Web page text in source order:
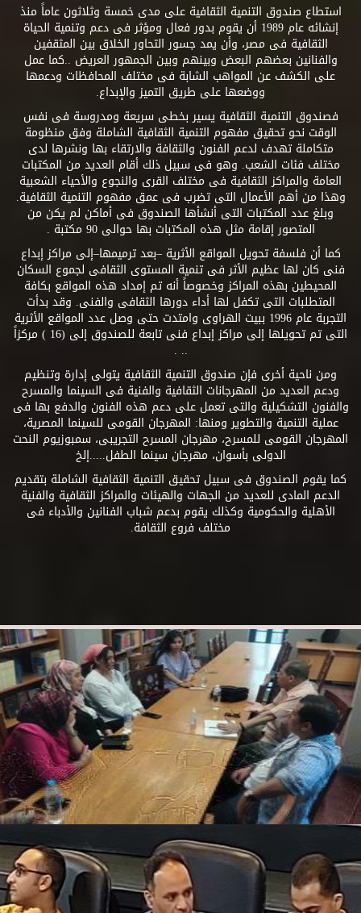
استطاع صندوق التنمية الثقافية على مدى خمسة وثلاثون عاماً منذ
إنشائه عام 1989 أن يقوم بدور فعال ومؤثر فى دعم وتنمية الحياة
الثقافية فى مصر، وأن يمد جسور التحاور الخلاق بين المثقفين
والفنانين بعضهم البعض وبينهم وبين الجمهور العريض ..كما عمل
على الكشف عن المواهب الشابة فى مختلف المحافظات ودعمها
ووضعها على طريق التميز والإبداع.
فصندوق التنمية الثقافية يسير بخطى سريعة ومدروسة فى نفس
الوقت نحو تحقيق مفهوم التنمية الثقافية الشاملة وفق منظومة
متكاملة تهدف لدعم الفنون والثقافة والارتقاء بها ونشرها لدى
مختلف فئات الشعب. وهو فى سبيل ذلك أقام العديد من المكتبات
العامة والمراكز الثقافية فى مختلف القرى والنجوع والأحياء الشعبية
وهذا من أهم الأعمال التى تضرب فى عمق مفهوم التنمية الثقافية.
وبلغ عدد المكتبات التى أنشأها الصندوق فى أماكن لم يكن من
المتصور إقامة مثل هذه المكتبات بها حوالى 90 مكتبة .
كما أن فلسفة تحويل المواقع الأثرية –بعد ترميمها–إلى مراكز إبداع
فنى كان لها عظيم الأثر فى تنمية المستوى الثقافى لجموع السكان
المحيطين بهذه المراكز وخصوصاً أنه تم إمداد هذه المواقع بكافة
المتطلبات التى تكفل لها أداء دورها الثقافى والفنى. وقد بدأت
التجربة عام 1996 ببيت الهراوى وامتدت حتى وصل عدد المواقع الأثرية
التى تم تحويلها إلى مراكز إبداع فنى تابعة للصندوق إلى (16 ) مركزاً
.. .
ومن ناحية أخرى فإن صندوق التنمية الثقافية يتولى إدارة وتنظيم
ودعم العديد من المهرجانات الثقافية والفنية فى السينما والمسرح
والفنون التشكيلية والتى تعمل على دعم هذه الفنون والدفع بها فى
عملية التنمية والتطوير ومنها: المهرجان القومى للسينما المصرية،
المهرجان القومى للمسرح، مهرجان المسرح التجريبى، سمبوزيوم النحت
الدولى بأسوان، مهرجان سينما الطفل.....إلخ
كما يقوم الصندوق فى سبيل تحقيق التنمية الثقافية الشاملة بتقديم
الدعم المادى للعديد من الجهات والهيئات والمراكز الثقافية والفنية
الأهلية والحكومية وكذلك يقوم بدعم شباب الفنانين والأدباء فى
مختلف فروع الثقافة.